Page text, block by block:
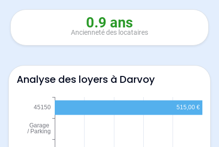
0.9 ans
Ancienneté des locataires
Analyse des loyers à Darvoy